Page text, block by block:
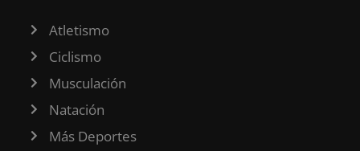
Atletismo
Ciclismo
Musculación
Natación
Más Deportes